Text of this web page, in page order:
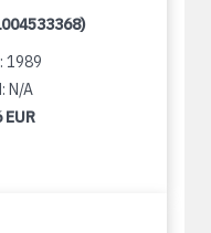
1989
N/A
EUR